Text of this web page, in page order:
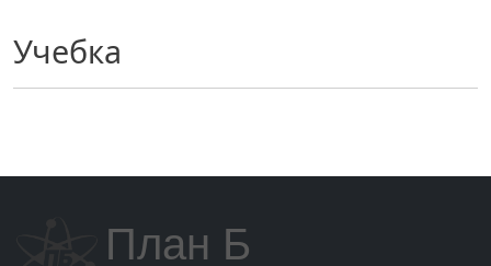
Учебка
План Б